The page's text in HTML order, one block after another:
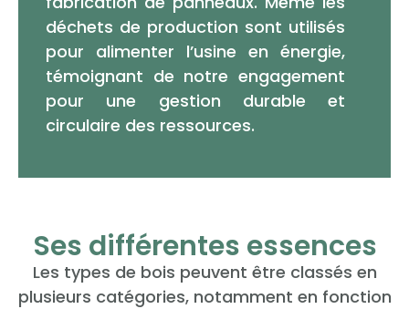
déchets de production sont utilisés
pour alimenter l’usine en énergie,
témoignant de notre engagement
pour une gestion durable et
circulaire des ressources.
Ses différentes essences
Les types de bois peuvent être classés en
plusieurs catégories, notamment en fonction